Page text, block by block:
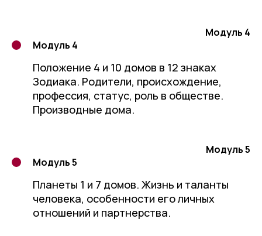
Модуль 4
Модуль 4
Положение 4 и 10 домов в 12 знаках
Зодиака. Родители, происхождение,
профессия, статус, роль в обществе.
Производные дома.
Модуль 5
Модуль 5
Планеты 1 и 7 домов. Жизнь и таланты
человека, особенности его личных
отношений и партнерства.